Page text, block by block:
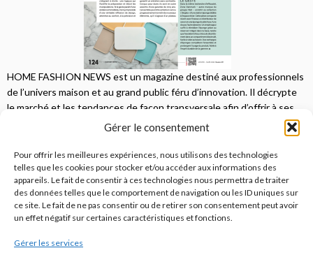
Gérer le consentement
Pour offrir les meilleures expériences, nous utilisons des technologies
telles que les cookies pour stocker et/ou accéder aux informations des
appareils. Le fait de consentir à ces technologies nous permettra de traiter
des données telles que le comportement de navigation ou les ID uniques sur
ce site. Le fait de ne pas consentir ou de retirer son consentement peut avoir
un effet négatif sur certaines caractéristiques et fonctions.
Gérer les services
HOME FASHION NEWS est un magazine destiné aux professionnels
de l’univers maison et au grand public féru d’innovation. Il décrypte
le marché et les tendances de façon transversale afin d’offrir à ses
lecteurs une vision complète.
JE M'ABONNE